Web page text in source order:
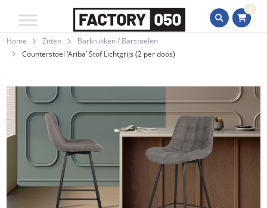
0
Home Zitten
Barkrukken / Barstoelen
Counterstoel ‘Ariba’ Stof Lichtgrijs (2 per doos)